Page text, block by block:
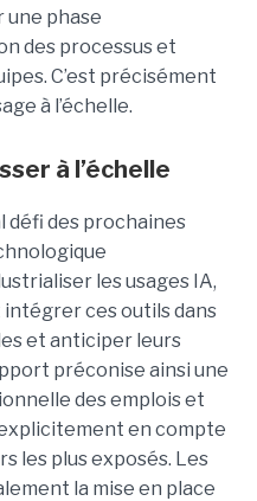
phase
des processus et
C’est précisément
à l’échelle.
à l’échelle
défi des prochaines
les usages IA,
ces outils dans
et anticiper leurs
préconise ainsi une
des emplois et
en compte
les plus exposés. Les
la mise en place